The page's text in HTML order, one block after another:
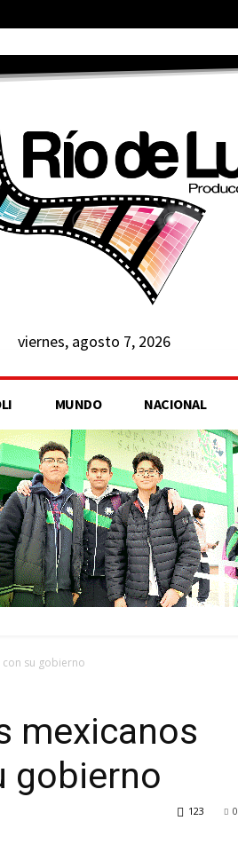
viernes, agosto 7, 2026
MUNDO NACIONAL
su gobierno
mexicanos
gobierno
0
123